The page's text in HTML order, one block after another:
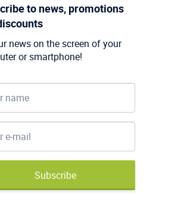
to news, promotions
news on the screen of your
or smartphone!
Subscribe